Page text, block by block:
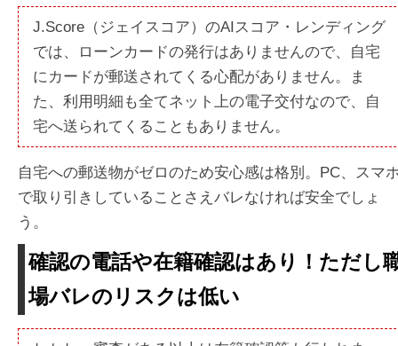
J.Score（ジェイスコア）のAIスコア・レンディング
では、ローンカードの発行はありませんので、自宅
にカードが郵送されてくる心配がありません。ま
た、利用明細も全てネット上の電子交付なので、自
宅へ送られてくることもありません。
自宅への郵送物がゼロのため安心感は格別。PC、スマ
で取り引きしていることさえバレなければ安全でしょ
う。
確認の電話や在籍確認はあり！ただし
場バレのリスクは低い